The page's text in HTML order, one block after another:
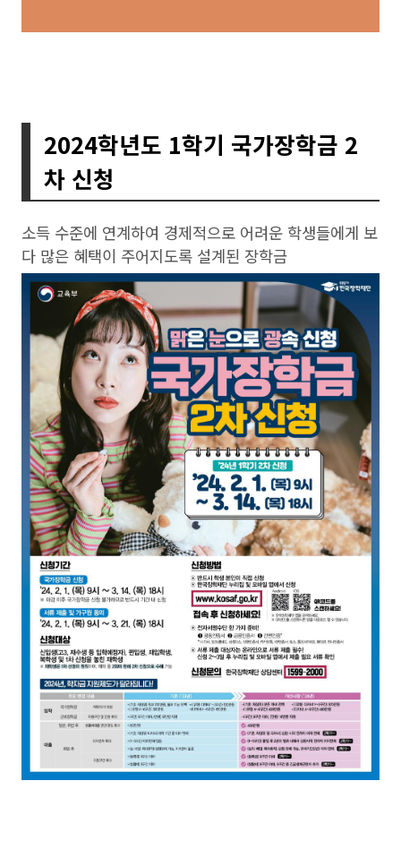
2024학년도 1학기 국가장학금 2
차 신청
소득 수준에 연계하여 경제적으로 어려운 학생들에게 보
다 많은 혜택이 주어지도록 설계된 장학금